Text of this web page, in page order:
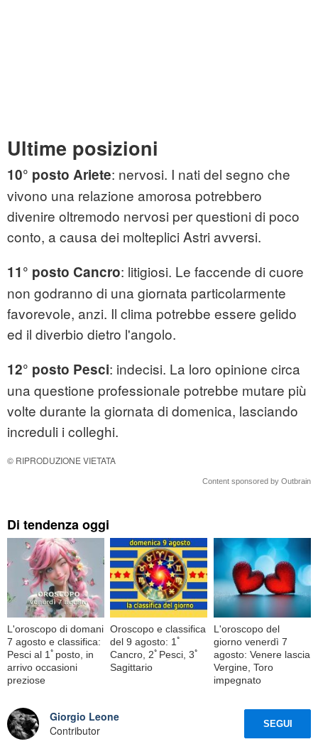
Ultime posizioni
10° posto Ariete: nervosi. I nati del segno che
vivono una relazione amorosa potrebbero
divenire oltremodo nervosi per questioni di poco
conto, a causa dei molteplici Astri avversi.
11° posto Cancro: litigiosi. Le faccende di cuore
non godranno di una giornata particolarmente
favorevole, anzi. Il clima potrebbe essere gelido
ed il diverbio dietro l'angolo.
12° posto Pesci: indecisi. La loro opinione circa
una questione professionale potrebbe mutare più
volte durante la giornata di domenica, lasciando
increduli i colleghi.
© RIPRODUZIONE VIETATA
Content sponsored by Outbrain
Di tendenza oggi
L'oroscopo di domani
7 agosto e classifica:
Pesci al 1ﾟposto, in
arrivo occasioni
preziose
Oroscopo e classifica
del 9 agosto: 1ﾟ
Cancro, 2ﾟPesci, 3ﾟ
Sagittario
L'oroscopo del
giorno venerdì 7
agosto: Venere lascia
Vergine, Toro
impegnato
Giorgio Leone
Contributor
SEGUI